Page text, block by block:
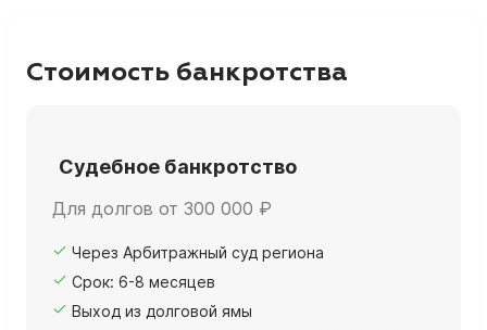
Стоимость банкротства
Судебное банкротство
Для долгов от 300 000 ₽
Через Арбитражный суд региона
Срок: 6-8 месяцев
Выход из долговой ямы